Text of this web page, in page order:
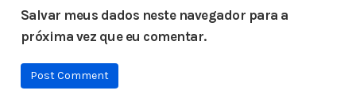
Salvar meus dados neste navegador para a
próxima vez que eu comentar.